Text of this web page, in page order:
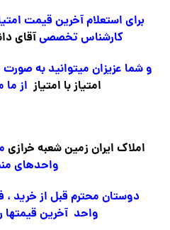
برای استعلام آخرین قیمت
کارشناس تخصصیآقای
و شما عزیزان میتوانید به
امتیاز با امتیاز از
املاک ایران زمین شعبه خرازی
واحدهای
دوستان محترم قبل از خرید
واحد آخرین قیمتها